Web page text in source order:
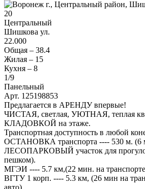
20
Центральный
Шишкова ул.
22.000
Общая – 38.4
Жилая – 15
Кухня – 8
1/9
Панельный
Арт. 125198853
Предлагается в АРЕНДУ впервые!
ЧИСТАЯ, светлая, УЮТНАЯ, теплая
КЛАДОВКОЙ на этаже.
Транспортная доступность в любой
ОСТАНОВКА транспорта ---- 530 м. (6
ЛЕСОПАРКОВЫЙ участок для
пешком).
МГЭИ ---- 5.7 км,(22 мин. на
ВГТУ 1 корп. ---- 5.3 км, (26 мин на
авто)